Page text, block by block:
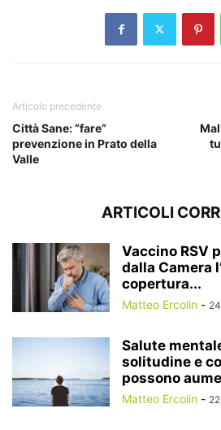
Articolo precedente
Città Sane: “fare”
prevenzione in Prato della
Valle
ARTICOLI
Vaccino RSV
dalla Camera
copertura...
Matteo Ercolin -
Salute
solitudine e
possono
Matteo Ercolin -